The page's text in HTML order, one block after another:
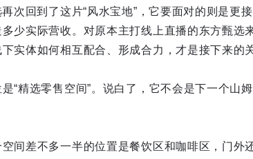
次回到了这片“风水宝地”，它要面对的则是更
少实际营收。对原本主打线上直播的东方甄选
实体如何相互配合、形成合力，才是接下来的
“精选零售空间”。说白了，它不会是下一个山
间差不多一半的位置是餐饮区和咖啡区，门外